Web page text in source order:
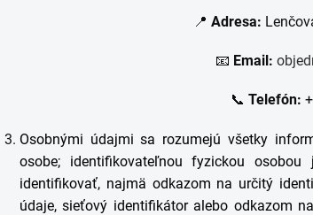
📍 Adresa:
📧 Email:
📞 Telefón:
Osobnými údajmi sa rozumejú všetky
osobe; identifikovateľnou fyzickou
identifikovať, najmä odkazom na určitý
údaje, sieťový identifikátor alebo odkazom